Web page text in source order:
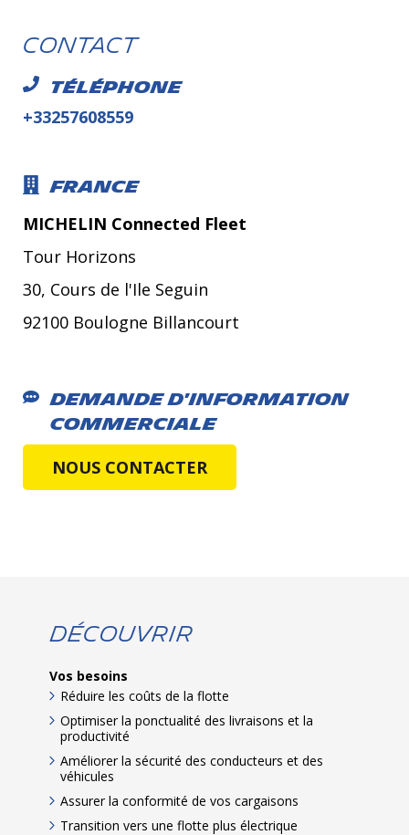
Contact
Téléphone
+33257608559
France
MICHELIN Connected Fleet
Tour Horizons
30, Cours de l'Ile Seguin
92100 Boulogne Billancourt
Demande d'information
commerciale
NOUS CONTACTER
Découvrir
Vos besoins
Réduire les coûts de la flotte
Optimiser la ponctualité des livraisons et la
productivité
Améliorer la sécurité des conducteurs et des
véhicules
Assurer la conformité de vos cargaisons
Transition vers une flotte plus électrique